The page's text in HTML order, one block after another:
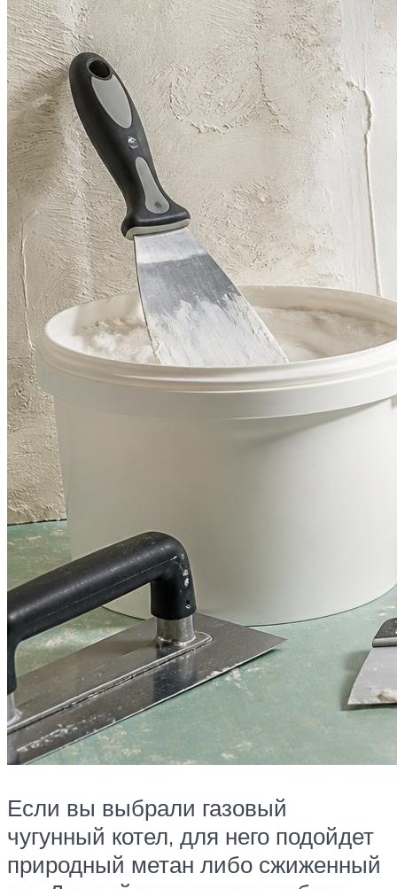
Если вы выбрали газовый
чугунный котел, для него подойдет
природный метан либо сжиженный